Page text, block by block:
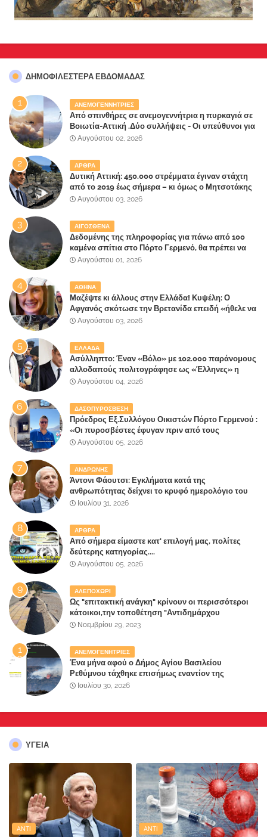
ΔΗΜΟΦΙΛΈΣΤΕΡΑ ΕΒΔΟΜΆΔΑΣ
ΑΝΕΜΟΓΕΝΝΗΤΡΙΕΣ
Από σπινθήρες σε ανεμογεννήτρια η πυρκαγιά σε
Βοιωτία-Αττική .Δύο συλλήψεις - Οι υπεύθυνοι για
την λάθος διαχείριση της κατάσβεσης θα
Αυγούστου 02, 2026
ΑΡΘΡΑ
Δυτική Αττική: 450.000 στρέμματα έγιναν στάχτη
από το 2019 έως σήμερα – κι όμως ο Μητσοτάκης
έλαβε 40% και 45% στις εκλογές του 2023,ενώ 50%
Αυγούστου 03, 2026
ΑΙΓΟΣΘΕΝΑ
Δεδομένης της πληροφορίας για πάνω από 100
καμένα σπίτια στο Πόρτο Γερμενό, θα πρέπει να
αναζητηθούν ευθύνες για την ολοσχερή
επίγειου παραδείσου της Αττικής
Αυγούστου 01, 2026
ΑΘΗΝΑ
Μαζέψτε κι άλλους στην Ελλάδα! Κυψέλη: Ο
Αφγανός σκότωσε την Βρετανίδα επειδή «ήθελε να
κάνει τη σύντροφό του χριστιανή»
Αυγούστου 03, 2026
ΕΛΛΑΔΑ
Ασύλληπτο: Έναν «Βόλο» με 102.000 παράνομους
αλλοδαπούς πολιτογράφησε ως «Έλληνες» η
κυβέρνηση!
Αυγούστου 04, 2026
ΔΑΣΟΠΥΡΟΣΒΕΣΗ
Πρόεδρος Εξ.Συλλόγου Οικιστών Πόρτο Γερμενού :
«Οι πυροσβέστες έφυγαν πριν από τους
κατοίκους»
Αυγούστου 05, 2026
ΑΝΔΡΩΝΗΣ
Άντονι Φάουτσι: Εγκλήματα κατά της
ανθρωπότητας δείχνει το κρυφό ημερολόγιο του
«αγίου» της πανδημίας!
Ιουλίου 31, 2026
ΑΡΘΡΑ
Από σήμερα είμαστε κατ' επιλογή μας, πολίτες
δεύτερης κατηγορίας....
Αυγούστου 05, 2026
ΑΛΕΠΟΧΩΡΙ
Ως "επιτακτική ανάγκη" κρίνουν οι περισσότεροι
κάτοικοι,την τοποθέτηση "Αντιδημάρχου
Παραλιακής Ζώνης" στο Δήμο Μάνδρας-Ειδυλλίας!
Νοεμβρίου 29, 2023
ΑΝΕΜΟΓΕΝΗΤΡΙΕΣ
Ένα μήνα αφού ο Δήμος Αγίου Βασιλείου
Ρεθύμνου τάχθηκε επισήμως εναντίον της
καταστροφής του τόπου τους από
Ιουλίου 30, 2026
ΥΓΕΙΑ
ANTI ANTI